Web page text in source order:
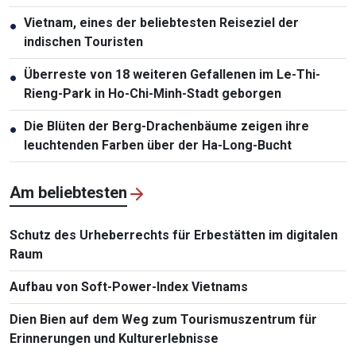
Neuseeland
● Vietnam, eines der beliebtesten Reiseziel der
indischen Touristen
● Überreste von 18 weiteren Gefallenen im Le-Thi-
Rieng-Park in Ho-Chi-Minh-Stadt geborgen
● Die Blüten der Berg-Drachenbäume zeigen ihre
leuchtenden Farben über der Ha-Long-Bucht
Am beliebtesten
Schutz des Urheberrechts für Erbestätten im digitalen
Raum
Aufbau von Soft-Power-Index Vietnams
Dien Bien auf dem Weg zum Tourismuszentrum für
Erinnerungen und Kulturerlebnisse